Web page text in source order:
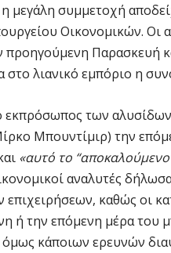
μεγάλη συμμετοχή
Οικονομικών. Οι
προηγούμενη Παρασκευή
στο λιανικό εμπόριο η
των
Μπουντίμιρ) την
«αυτό το
αναλυτές
επιχειρήσεων, καθώς οι
ή την επόμενη μέρα του
όμως κάποιων ερευνών